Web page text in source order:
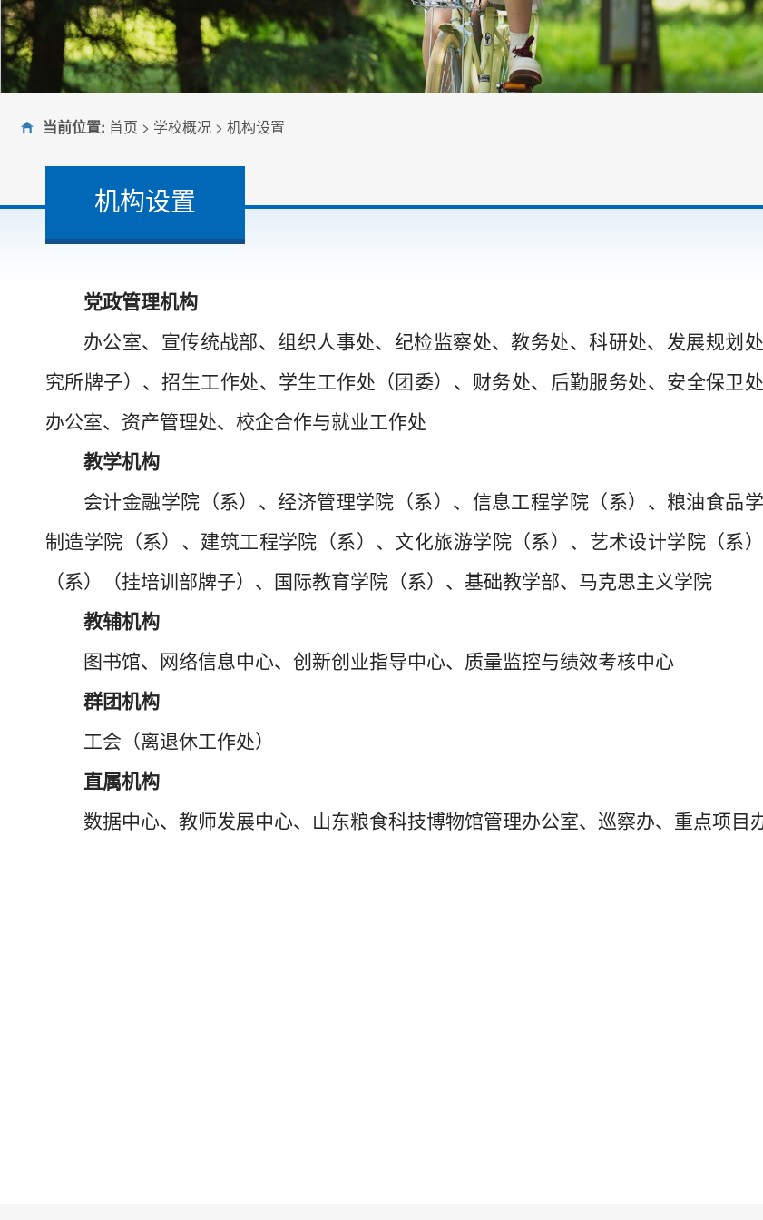
大暑
当前位置: 首页 > 学校概况 > 机构设置
机构设置
党政管理机构
办公室、宣传统战部、组织人事处、纪检监察处、教务处、科研处、发展规划
究所牌子）、招生工作处、学生工作处（团委）、财务处、后勤服务处、安全保卫
办公室、资产管理处、校企合作与就业工作处
教学机构
会计金融学院（系）、经济管理学院（系） 、信息工程学院（ 系） 、粮油食品
制造学院（系） 、建筑工程学院（系） 、文化旅游学院（系） 、艺术设计学院（系）
（系） （挂培训部牌子）、国际教育学院（系） 、基础教学部、马克思主义学院
教辅机构
图书馆、网络信息中心、创新创业指导中心、质量监控与绩效考核中心
群团机构
工会（离退休工作处）
直属机构
数据中心、教师发展中心、山东粮食科技博物馆管理办公室、巡察办、重点项目